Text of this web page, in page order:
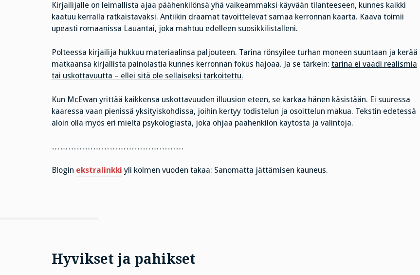
Kirjailijalle on leimallista ajaa päähenkilönsä yhä vaikeammaksi käyvään tilanteeseen, kunnes kaikki
kaatuu kerralla ratkaistavaksi. Antiikin draamat tavoittelevat samaa kerronnan kaarta. Kaava toimii
upeasti romaanissa Lauantai, joka mahtuu edelleen suosikkilistalleni.
Polteessa kirjailija hukkuu materiaalinsa paljouteen. Tarina rönsyilee turhan moneen suuntaan ja kerää
matkaansa kirjallista painolastia kunnes kerronnan fokus hajoaa. Ja se tärkein: tarina ei vaadi realismia
tai uskottavuutta – ellei sitä ole sellaiseksi tarkoitettu.
Kun McEwan yrittää kaikkensa uskottavuuden illuusion eteen, se karkaa hänen käsistään. Ei suuressa
kaaressa vaan pienissä yksityiskohdissa, joihin kertyy todistelun ja osoittelun makua. Tekstin edetessä
aloin olla myös eri mieltä psykologiasta, joka ohjaa päähenkilön käytöstä ja valintoja.
…………………………………………
Blogin ekstralinkki yli kolmen vuoden takaa: Sanomatta jättämisen kauneus.
Hyvikset ja pahikset